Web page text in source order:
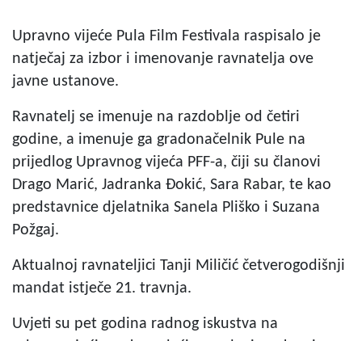
Upravno vijeće Pula Film Festivala raspisalo je
natječaj za izbor i imenovanje ravnatelja ove
javne ustanove.
Ravnatelj se imenuje na razdoblje od četiri
godine, a imenuje ga gradonačelnik Pule na
prijedlog Upravnog vijeća PFF-a, čiji su članovi
Drago Marić, Jadranka Đokić, Sara Rabar, te kao
predstavnice djelatnika Sanela Pliško i Suzana
Požgaj.
Aktualnoj ravnateljici Tanji Miličić četverogodišnji
mandat istječe 21. travnja.
Uvjeti su pet godina radnog iskustva na